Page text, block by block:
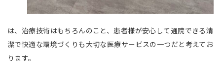
は、治療技術はもちろんのこと、患者様が安心して通院できる清
潔で快適な環境づくりも大切な医療サービスの一つだと考えてお
ります。